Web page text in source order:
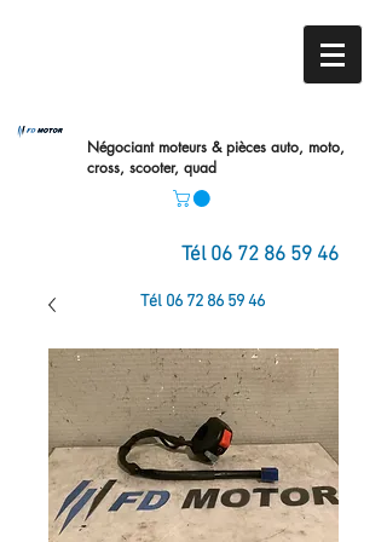
Négociant moteurs & pièces auto, moto,
cross, scooter, quad
Tél 06 72 86 59 46
Tél 06 72 86 59 46